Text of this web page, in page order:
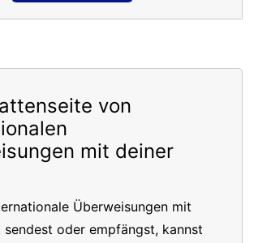
von
mit deiner
Überweisungen mit
sendest oder empfängst, kannst